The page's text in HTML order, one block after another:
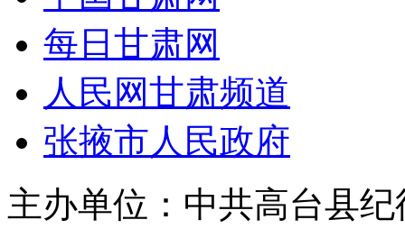
每日甘肃网
人民网甘肃频道
张掖市人民政府
主办单位：中共高台县